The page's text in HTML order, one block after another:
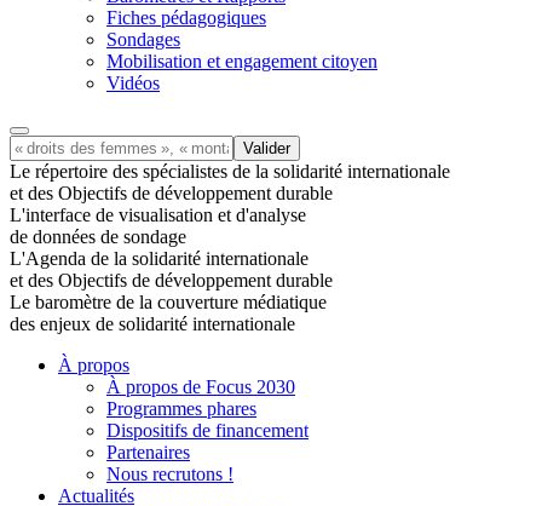
Fiches pédagogiques
Sondages
Mobilisation et engagement citoyen
Vidéos
Le répertoire des spécialistes de la solidarité internationale
et des Objectifs de développement durable
L'interface de visualisation et d'analyse
de données de sondage
L'Agenda de la solidarité internationale
et des Objectifs de développement durable
Le baromètre de la couverture médiatique
des enjeux de solidarité internationale
À propos
À propos de Focus 2030
Programmes phares
Dispositifs de financement
Partenaires
Nous recrutons !
Actualités